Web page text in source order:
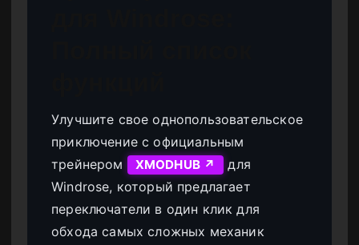
Улучшите свое однопользовательское
приключение с официальным
трейнером
XMODHUB ↗
для
Windrose, который предлагает
переключатели в один клик для
обхода самых сложных механик